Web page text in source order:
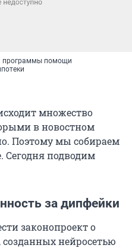
программы помощи
множество
в новостном
Поэтому мы собираем
Сегодня подводим
за дипфейки
законопроект о
нейросетью